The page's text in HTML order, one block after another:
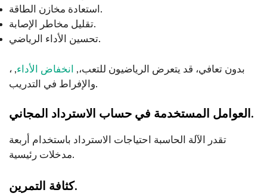
استعادة مخازن الطاقة.
تقليل مخاطر الإصابة.
تحسين الأداء الرياضي.
بدون تعافي، قد يتعرض الرياضيون للتعب،, انخفاض الأداء, ،
والإفراط في التدريب.
العوامل المستخدمة في حساب الاسترداد المجاني.
تقدر الآلة الحاسبة احتياجات الاسترداد باستخدام أربعة
مدخلات رئيسية.
كثافة التمرين.